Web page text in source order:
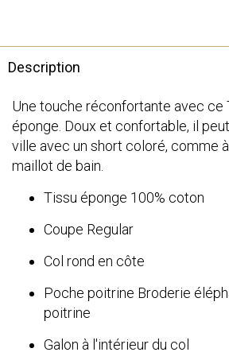
Description
Une touche réconfortante avec ce
éponge. Doux et confortable, il
ville avec un short coloré, comme
maillot de bain.
Tissu éponge 100% coton
Coupe Regular
Col rond en côte
Poche poitrine Broderie
poitrine
Galon à l'intérieur du col